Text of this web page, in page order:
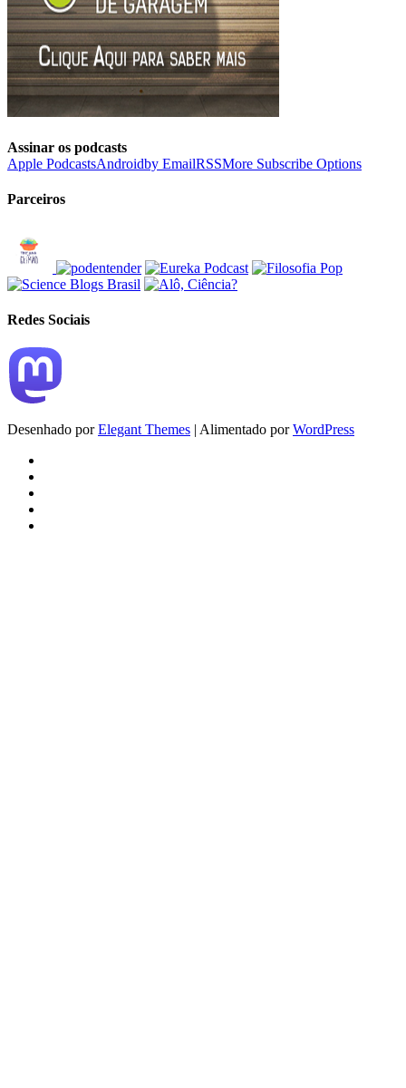
Assinar os podcasts
Apple PodcastsAndroidby EmailRSSMore Subscribe Options
Parceiros
Redes Sociais
Desenhado porElegant Themes | Alimentado porWordPress